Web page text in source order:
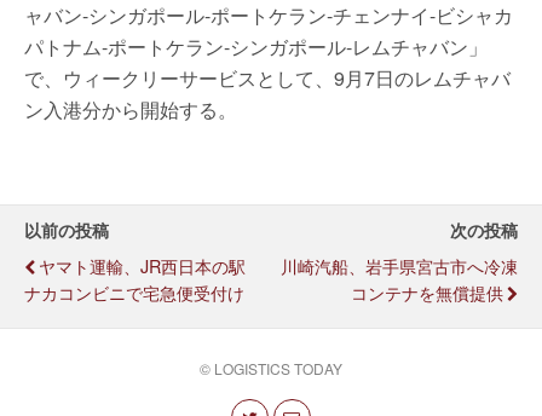
ャバン-シンガポール-ポートケラン-チェンナイ-ビシャカ
パトナム-ポートケラン-シンガポール-レムチャバン」
で、ウィークリーサービスとして、9月7日のレムチャバ
ン入港分から開始する。
以前の投稿
ヤマト運輸、JR西日本の駅
ナカコンビニで宅急便受付け
次の投稿
川崎汽船、岩手県宮古市へ冷凍
コンテナを無償提供
© LOGISTICS TODAY